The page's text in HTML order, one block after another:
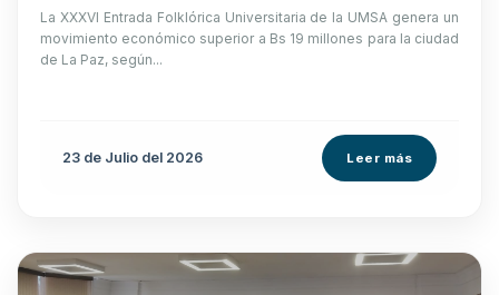
La XXXVI Entrada Folklórica Universitaria de la UMSA genera un
movimiento económico superior a Bs 19 millones para la ciudad
de La Paz, según...
23 de Julio del 2026 Leer más